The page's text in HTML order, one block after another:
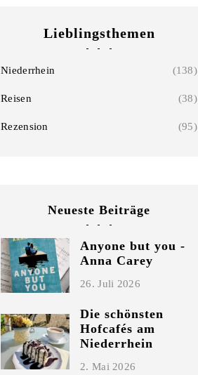
Lieblingsthemen
Niederrhein (138)
Reisen (38)
Rezension (95)
Neueste Beiträge
Anyone but you -
Anna Carey
26. Juli 2026
Die schönsten
Hofcafés am
Niederrhein
2. Mai 2026